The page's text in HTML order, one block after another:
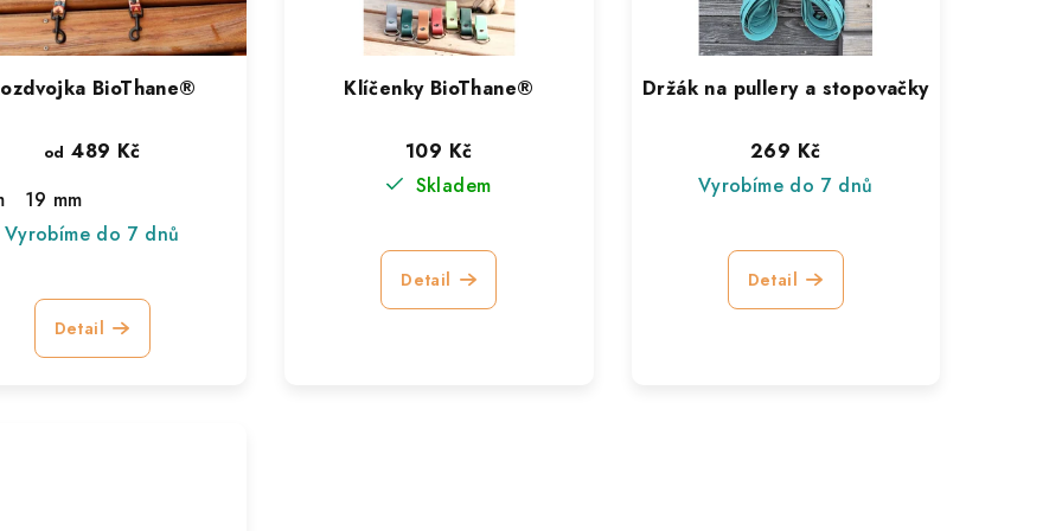
BioThane®
od 489 Kč
19 mm
Vyrobíme do 7 dnů
Detail
Klíčenky BioThane®
109 Kč
Skladem
Detail
Držák na pullery a stopovačky
269 Kč
Vyrobíme do 7 dnů
Detail